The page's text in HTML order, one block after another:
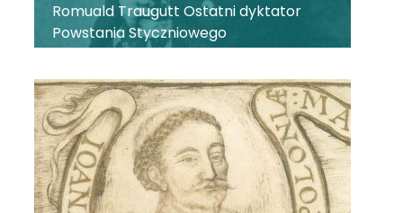
Romuald Traugutt Ostatni dyktator
Powstania Styczniowego